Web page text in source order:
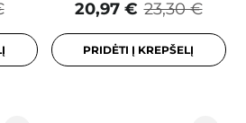
23,30 €
20,97 €
PRIDĖTI Į KREPŠELĮ